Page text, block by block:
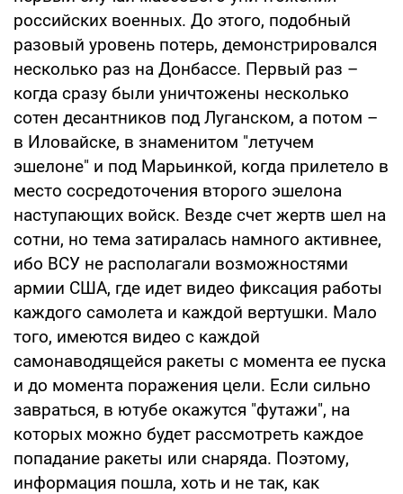
российских военных. До этого, подобный
разовый уровень потерь, демонстрировался
несколько раз на Донбассе. Первый раз –
когда сразу были уничтожены несколько
сотен десантников под Луганском, а потом –
в Иловайске, в знаменитом "летучем
эшелоне" и под Марьинкой, когда прилетело в
место сосредоточения второго эшелона
наступающих войск. Везде счет жертв шел на
сотни, но тема затиралась намного активнее,
ибо ВСУ не располагали возможностями
армии США, где идет видео фиксация работы
каждого самолета и каждой вертушки. Мало
того, имеются видео с каждой
самонаводящейся ракеты с момента ее пуска
и до момента поражения цели. Если сильно
завраться, в ютубе окажутся "футажи", на
которых можно будет рассмотреть каждое
попадание ракеты или снаряда. Поэтому,
информация пошла, хоть и не так, как